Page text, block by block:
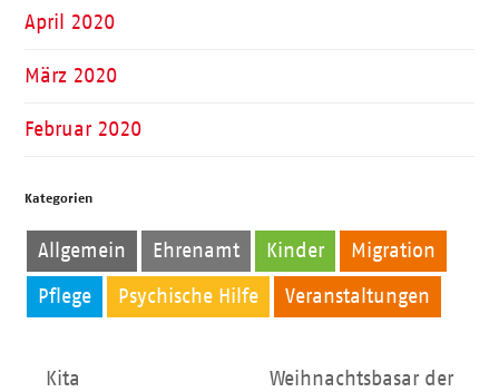
April 2020
März 2020
Februar 2020
Kategorien
Allgemein Ehrenamt Kinder Migration
Pflege Psychische Hilfe Veranstaltungen
Kita
Weihnachtsbasar der